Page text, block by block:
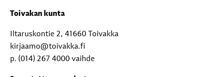
Toivakan kunta
Iltaruskontie 2, 41660 Toivakka
kirjaamo@toivakka.fi
p. (014) 267 4000 vaihde